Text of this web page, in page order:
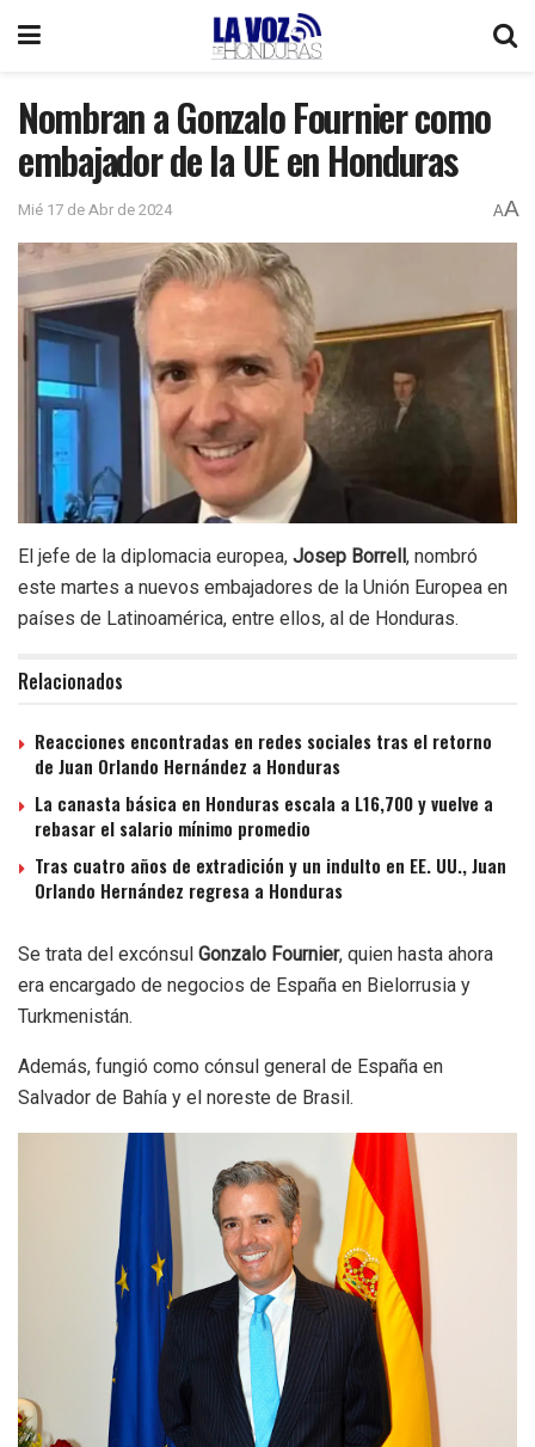
Nombran a Gonzalo Fournier como
embajador de la UE en Honduras
Mié 17 de Abr de 2024 AA
El jefe de la diplomacia europea, Josep Borrell, nombró
este martes a nuevos embajadores de la Unión Europea en
países de Latinoamérica, entre ellos, al de Honduras.
Relacionados
Reacciones encontradas en redes sociales tras el retorno
de Juan Orlando Hernández a Honduras
La canasta básica en Honduras escala a L16,700 y vuelve a
rebasar el salario mínimo promedio
Tras cuatro años de extradición y un indulto en EE. UU., Juan
Orlando Hernández regresa a Honduras
Se trata del excónsul Gonzalo Fournier, quien hasta ahora
era encargado de negocios de España en Bielorrusia y
Turkmenistán.
Además, fungió como cónsul general de España en
Salvador de Bahía y el noreste de Brasil.